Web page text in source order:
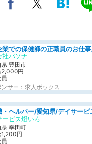
社パソナ
県 豊田市
2,000円
員
ンサー：求人ボックス
ービス燈いろ
県 幸田町
1,200円
員